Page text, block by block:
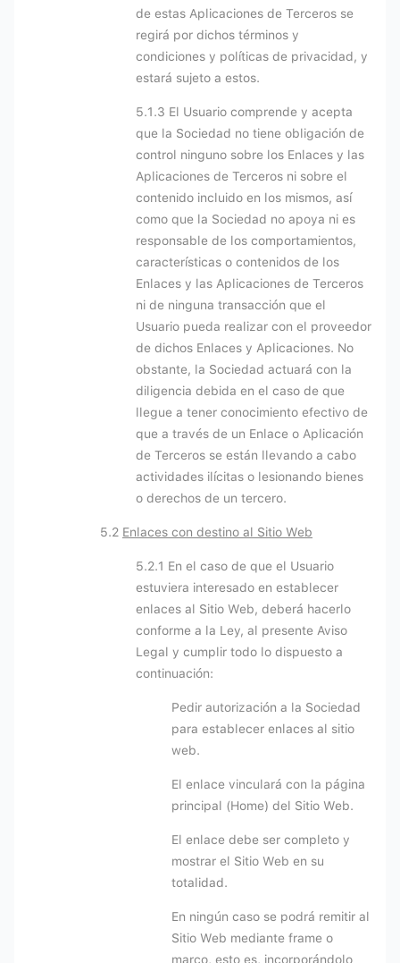
de estas Aplicaciones de Terceros se
regirá por dichos términos y
condiciones y políticas de privacidad, y
estará sujeto a estos.
5.1.3 El Usuario comprende y acepta
que la Sociedad no tiene obligación de
control ninguno sobre los Enlaces y las
Aplicaciones de Terceros ni sobre el
contenido incluido en los mismos, así
como que la Sociedad no apoya ni es
responsable de los comportamientos,
características o contenidos de los
Enlaces y las Aplicaciones de Terceros
ni de ninguna transacción que el
Usuario pueda realizar con el proveedor
de dichos Enlaces y Aplicaciones. No
obstante, la Sociedad actuará con la
diligencia debida en el caso de que
llegue a tener conocimiento efectivo de
que a través de un Enlace o Aplicación
de Terceros se están llevando a cabo
actividades ilícitas o lesionando bienes
o derechos de un tercero.
5.2 Enlaces con destino al Sitio Web
5.2.1 En el caso de que el Usuario
estuviera interesado en establecer
enlaces al Sitio Web, deberá hacerlo
conforme a la Ley, al presente Aviso
Legal y cumplir todo lo dispuesto a
continuación:
Pedir autorización a la Sociedad
para establecer enlaces al sitio
web.
El enlace vinculará con la página
principal (Home) del Sitio Web.
El enlace debe ser completo y
mostrar el Sitio Web en su
totalidad.
En ningún caso se podrá remitir al
Sitio Web mediante frame o
marco, esto es, incorporándolo